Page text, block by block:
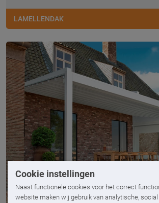
Cookie instellingen
Naast functionele cookies voor het correct
website maken wij gebruik van analytische,
LAMELLENDAK